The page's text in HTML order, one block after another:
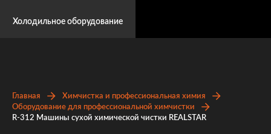
Холодильное оборудование
Главная
Химчистка и профессиональная химия
Оборудование для профессиональной химчистки
R-312 Машины сухой химической чистки REALSTAR